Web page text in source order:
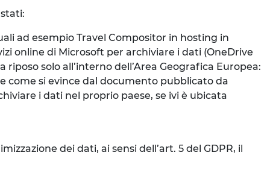
ad esempio Travel Compositor in hosting in
online di Microsoft per archiviare i dati (OneDrive
solo all’interno dell’Area Geografica Europea:
si evince dal documento pubblicato da
i dati nel proprio paese, se ivi è ubicata
dei dati, ai sensi dell’art. 5 del GDPR, il